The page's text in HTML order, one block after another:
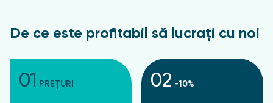
De ce este profitabil să lucrați cu noi
01 PREȚURI 02 -10%